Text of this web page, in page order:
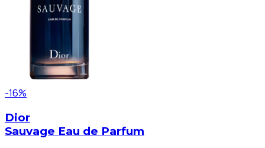
-16%
Dior
Sauvage Eau de Parfum